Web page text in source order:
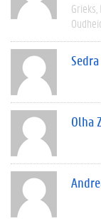
Grieks
Olha